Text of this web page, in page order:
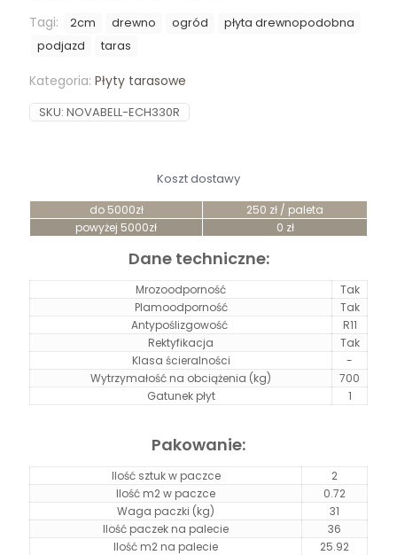
30x120
Tagi: 2cm drewno ogród
płyta drewnopodobna
podjazd
taras
Kategoria: Płyty tarasowe
SKU: NOVABELL-ECH330R
Koszt dostawy
do 5000zł
250 zł / paleta
powyżej 5000zł
0 zł
Dane techniczne:
Mrozoodporność
Tak
Plamoodporność
Tak
Antypoślizgowość
R11
Rektyfikacja
Tak
Klasa ścieralności
-
Wytrzymałość na obciążenia (kg)
700
Gatunek płyt
1
Pakowanie:
Ilość sztuk w paczce
2
Ilość m2 w paczce
0.72
Waga paczki (kg)
31
Ilość paczek na palecie
36
Ilość m2 na palecie
25.92